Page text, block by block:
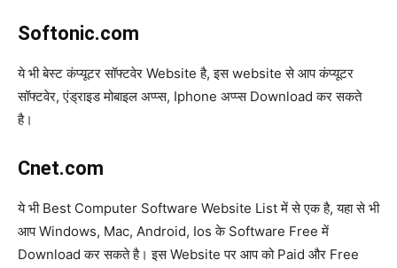
Softonic.com
ये भी बेस्ट कंप्यूटर सॉफ्टवेर Website है, इस website से आप कंप्यूटर
सॉफ्टवेर, एंड्राइड मोबाइल अप्प्स, Iphone अप्प्स Download कर सकते
है।
Cnet.com
ये भी Best Computer Software Website List में से एक है, यहा से भी
आप Windows, Mac, Android, Ios के Software Free में
Download कर सकते है। इस Website पर आप को Paid और Free